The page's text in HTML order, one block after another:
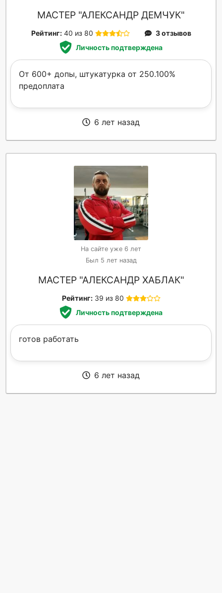
МАСТЕР "АЛЕКСАНДР ДЕМЧУК"
Рейтинг: 40 из 80
3 отзывов
Личность подтверждена
От 600+ допы, штукатурка от 250.100%
предоплата
6 лет назад
На сайте уже 6 лет
Был 5 лет назад
МАСТЕР "АЛЕКСАНДР ХАБЛАК"
Рейтинг: 39 из 80
Личность подтверждена
готов работать
6 лет назад